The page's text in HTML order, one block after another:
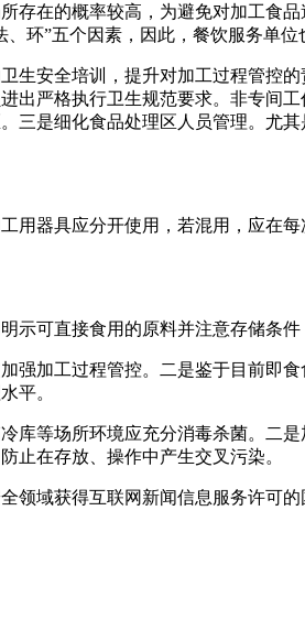
存在的概率较高，为避免对加工食
环”五个因素，因此，餐饮服务单
安全培训，提升对加工过程管控
严格执行卫生规范要求。非专间
是细化食品处理区人员管理。尤
器具应分开使用，若混用，应在
直接食用的原料并注意存储条件
加工过程管控。二是鉴于目前即
平。
等场所环境应充分消毒杀菌。二
止在存放、操作中产生交叉污染。
域获得互联网新闻信息服务许可的